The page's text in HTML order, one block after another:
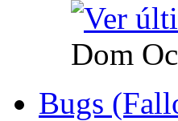
Dom
Bugs